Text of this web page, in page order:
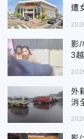
遭
影/
3
外
消